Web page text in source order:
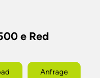
e Red
Anfrage